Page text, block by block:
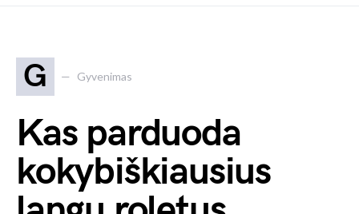
G Gyvenimas
Kas parduoda
kokybiškiausius